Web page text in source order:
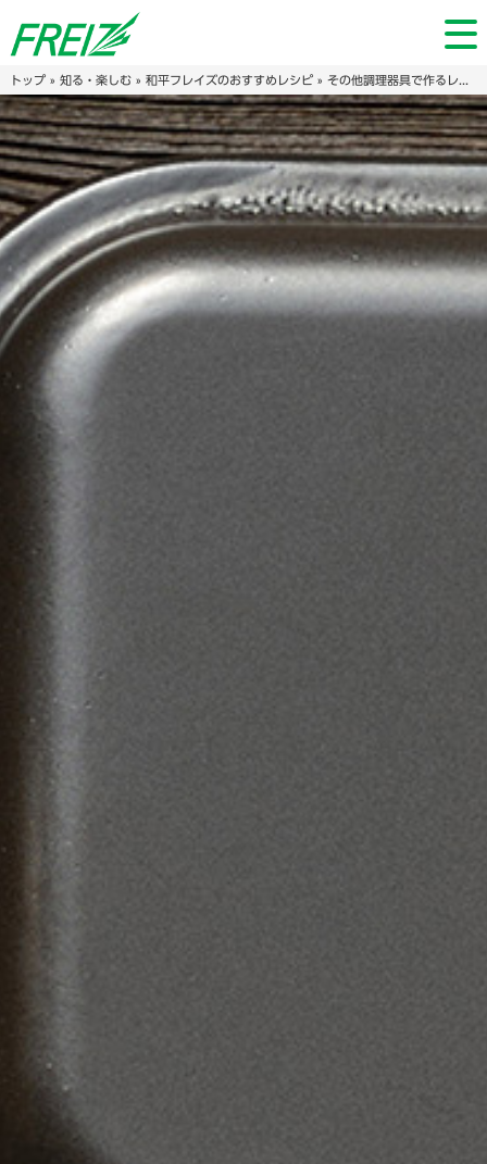
トップ» 知る・楽しむ» 和平フレイズのおすすめレシピ» その他調理器具で作るレシピ